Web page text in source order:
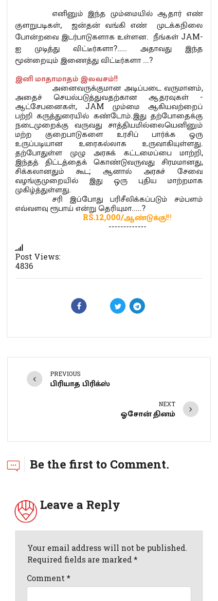
எனினும் இந்த மும்மையில் ஆதார் எண்
குளறுபடிகள், ஜன்தன் வங்கி எண் முடக்கநிலை
போன்றவை இடர்பாடுகளாக உள்ளன. நீங்கள் JAM-
ஐ முடித்து விட்டீர்களா?..... அதாவது இந்த
மூன்றையும் இணைத்து விட்டீர்களா ...?
இனி மாதாமாதம் இலவசம்!!
அனைவருக்குமான அடிப்படை வருமானம்,
அதைச் செயல்படுத்துவதற்கான ஆதரவுகள் -
ஆட்சேபனைகள், JAM மும்மை ஆகியவற்றைப்
பற்றி கருத்துரையில் கண்டோம்.இது தற்போதைக்கு
நடைமுறைக்கு வருவது சாத்தியமில்லையெனினும்
மற்ற குறைபாடுகளை உரசிப் பார்க்க ஒரு
உருப்படியான உரைகல்லாக உருவாகியுள்ளது.
தற்போதுள்ள முழு அரசுக் கட்டமைப்பை மாற்றி,
இந்தத் திட்டத்தைக் கொண்டுவருவது சிரமமானது,
சிக்கலானதும் கூட; ஆனால் அரசுச் சேவை
வழங்குமுறையில் இது ஒரு புதிய மாற்றமாக
முகிழ்த்துள்ளது.
சரி இப்போது பரிசீலிக்கப்படும் சம்பளம்
எவ்வளவு ரூபாய் என்று தெரியுமா.....?
RS.12,000/ஆண்டுக்கு!!!
-------------
Post Views:
4836
PREVIOUS
பிரியாத பிரிக்ஸ்
NEXT
ஓசோன் தினம்
Be the first to Comment.
Leave a Reply
Your email address will not be published.
Required fields are marked *
Comment*